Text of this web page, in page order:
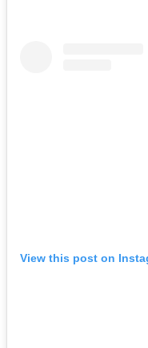
View this post on